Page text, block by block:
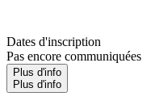
Dates d'inscription
Pas encore communiquées
Plus d'info
Plus d'info